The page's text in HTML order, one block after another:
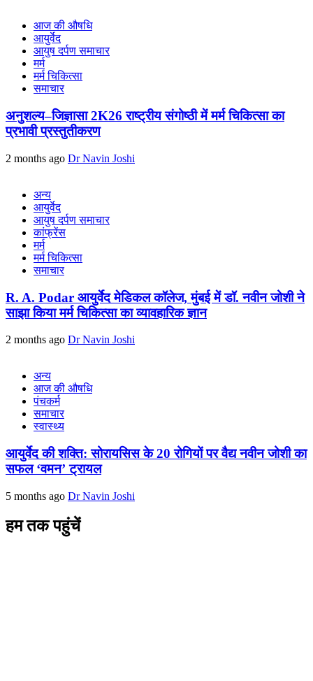
आज की औषधि
आयुर्वेद
आयुष दर्पण समाचार
मर्म
मर्म चिकित्सा
समाचार
अनुशल्य–जिज्ञासा 2K26 राष्ट्रीय संगोष्ठी में मर्म चिकित्सा का
प्रभावी प्रस्तुतीकरण
2 months ago Dr Navin Joshi
अन्य
आयुर्वेद
आयुष दर्पण समाचार
कांफ्रेंस
मर्म
मर्म चिकित्सा
समाचार
R. A. Podar आयुर्वेद मेडिकल कॉलेज, मुंबई में डॉ. नवीन जोशी ने
साझा किया मर्म चिकित्सा का व्यावहारिक ज्ञान
2 months ago Dr Navin Joshi
अन्य
आज की औषधि
पंचकर्म
समाचार
स्वास्थ्य
आयुर्वेद की शक्ति: सोरायसिस के 20 रोगियों पर वैद्य नवीन जोशी का
सफल ‘वमन’ ट्रायल
5 months ago Dr Navin Joshi
हम तक पहुंचें